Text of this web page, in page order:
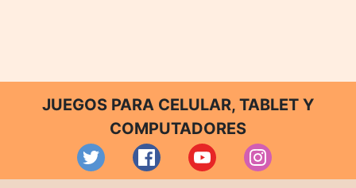
JUEGOS PARA CELULAR, TABLET Y
COMPUTADORES